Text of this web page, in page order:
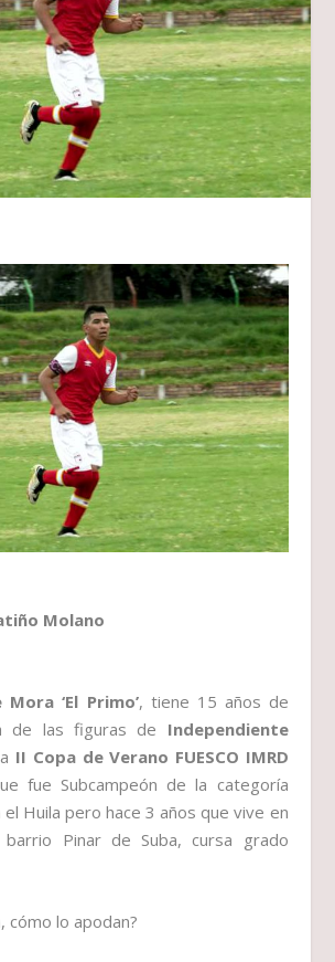
Molano
Mora ‘El Primo’, tiene 15 años de
de las figuras de Independiente
II Copa de Verano FUESCO IMRD
fue Subcampeón de la categoría
el Huila pero hace 3 años que vive en
Pinar de Suba, cursa grado
cómo lo apodan?